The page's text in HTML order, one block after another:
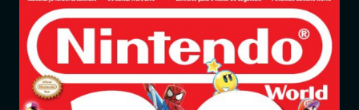
Revistas